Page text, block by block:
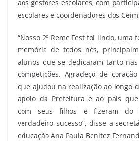
aos gestores escolares, com
escolares e coordenadores dos
“Nosso 2º Reme Fest foi lindo, uma
memória de todos nós,
alunos que se dedicaram tanto
competições. Agradeço de
que ajudou na realização ao longo
apoio da Prefeitura e ao pais
com seus filhos e fizeram do
verdadeiro sucesso”, disse a
educação Ana Paula Benitez